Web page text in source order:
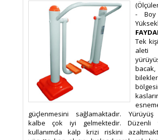
- Boy
Tek
aleti
güçlenmesini sağlamaktadır. Yürüyüş
kalbe çok iyi gelmektedir. Düzenli
kullanımda kalp krizi riskini